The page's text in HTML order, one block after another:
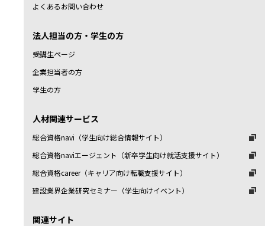
よくあるお問い合わせ
法人担当の方・学生の方
受講生ページ
企業担当者の方
学生の方
人材関連サービス
総合資格navi（学生向け総合情報サイト）
総合資格naviエージェント（新卒学生向け就活支援サイト）
総合資格career（キャリア向け転職支援サイト）
建設業界企業研究セミナー（学生向けイベント）
関連サイト